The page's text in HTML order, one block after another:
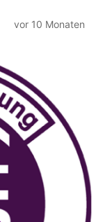
vor 10 Monaten